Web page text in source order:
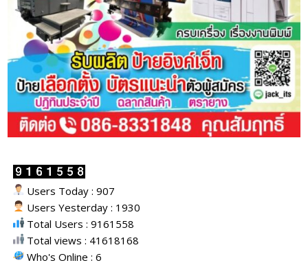
Users Today : 907
Users Yesterday : 1930
Total Users : 9161558
Total views : 41618168
Who's Online : 6